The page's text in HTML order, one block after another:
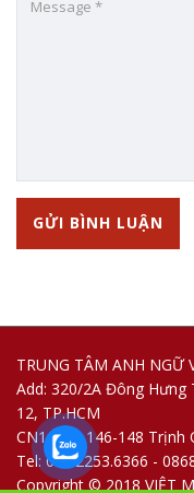
TRUNG TÂM ANH NGỮ
Add: 320/2A Đông Hưng
12, TP.HCM
CN1: 144-146-148 Trịnh
Tel: 028.2253.6366 -
Copyright © 2018 VIỆT